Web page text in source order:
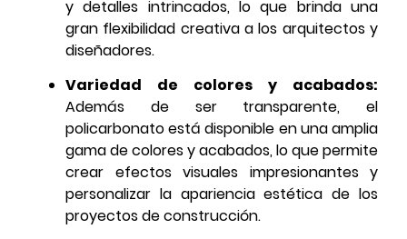
y detalles intrincados, lo que brinda una
gran flexibilidad creativa a los arquitectos y
diseñadores.
Variedad de colores y acabados:
Además de ser transparente, el
policarbonato está disponible en una amplia
gama de colores y acabados, lo que permite
crear efectos visuales impresionantes y
personalizar la apariencia estética de los
proyectos de construcción.